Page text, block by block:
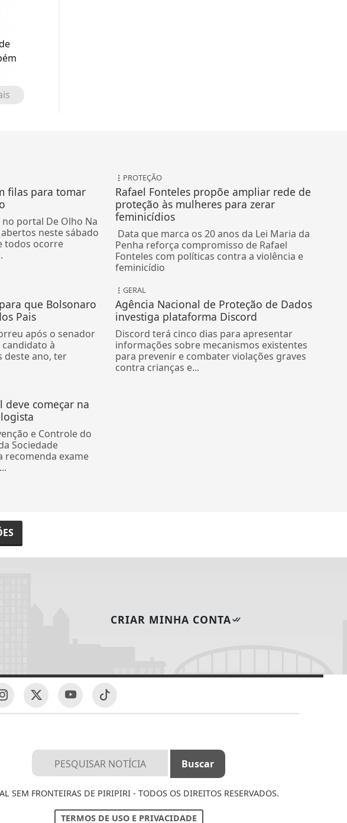
filas para tomar
portal De Olho Na
neste sábado
todos ocorre
PROTEÇÃO
Rafael Fonteles propõe ampliar rede de
proteção às mulheres para zerar
feminicídios
Data que marca os 20 anos da Lei Maria da
Penha reforça compromisso de Rafael
Fonteles com políticas contra a violência e
feminicídio
que Bolsonaro
Pais
após o senador
candidato à
deste ano, ter
GERAL
Agência Nacional de Proteção de Dados
investiga plataforma Discord
Discord terá cinco dias para apresentar
informações sobre mecanismos existentes
para prevenir e combater violações graves
contra crianças e...
começar na
e Controle do
Sociedade
recomenda exame
CRIAR MINHA CONTA
SEM FRONTEIRAS DE PIRIPIRI - TODOS OS DIREITOS RESERVADOS.
TERMOS DE USO E PRIVACIDADE